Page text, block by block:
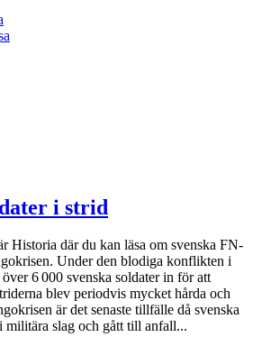
i strid
Historia där du kan läsa om svenska FN-
Under den blodiga konflikten i
6 000 svenska soldater in för att
blev periodvis mycket hårda och
är det senaste tillfälle då svenska
militära slag och gått till anfall...